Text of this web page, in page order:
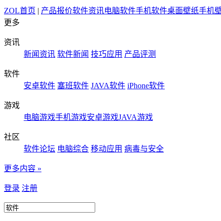
ZOL首页 | 产品报价软件资讯电脑软件手机软件桌面壁纸手机
更多
资讯
新闻资讯 软件新闻 技巧应用 产品评测
软件
安卓软件 塞班软件 JAVA软件 iPhone软件
游戏
电脑游戏手机游戏安卓游戏JAVA游戏
社区
软件论坛 电脑综合 移动应用 病毒与安全
更多内容 »
登录 注册